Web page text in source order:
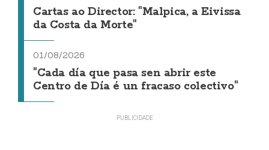
Cartas ao Director: "Malpica, a Eivissa
da Costa da Morte"
01/08/2026
"Cada día que pasa sen abrir este
Centro de Día é un fracaso colectivo"